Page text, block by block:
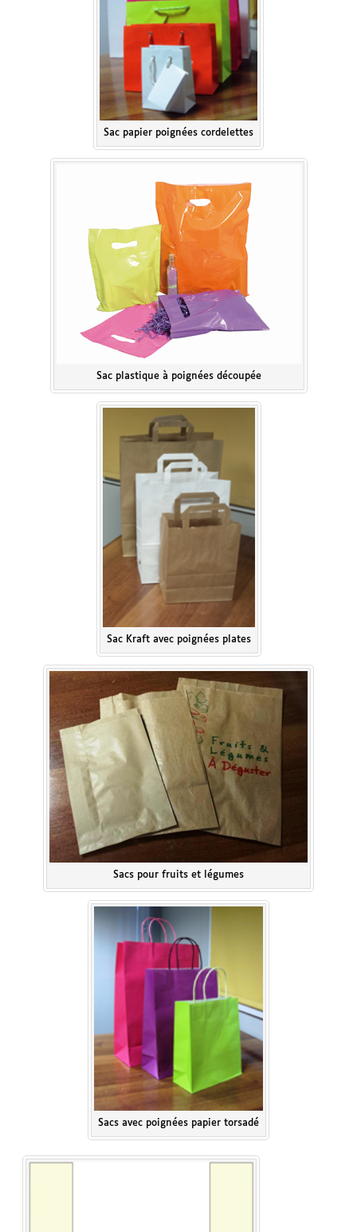
Sac papier poignées cordelettes
Sac plastique à poignées découpée
Sac Kraft avec poignées plates
Sacs pour fruits et légumes
Sacs avec poignées papier torsadé